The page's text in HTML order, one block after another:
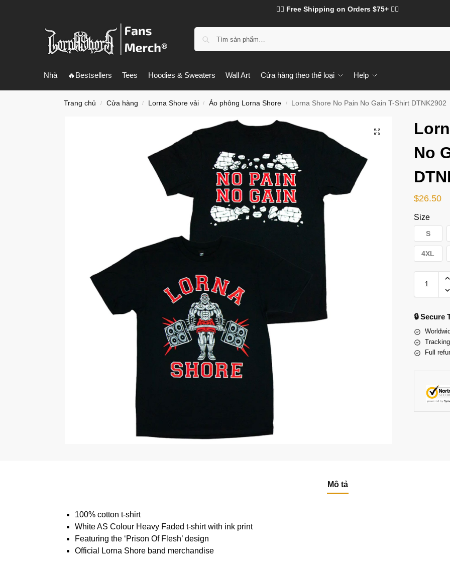
❤️‍🔥 Free Shipping on Orders $75+ ❤️‍🔥
Nhà 🔥Bestsellers Tees Hoodies & Sweaters Wall Art Cửa hàng theo thể loại Help
Trang chủ / Cửa hàng / Lorna Shore vải / Áo phông Lorna Shore / Lorna Shore No Pain No Gain T-Shirt DTNK2902
No
$26.50
Size
S
4XL
🔒 Secure
Full
Mô tả
100% cotton t-shirt
White AS Colour Heavy Faded t-shirt with ink print
Featuring the ‘Prison Of Flesh’ design
Official Lorna Shore band merchandise